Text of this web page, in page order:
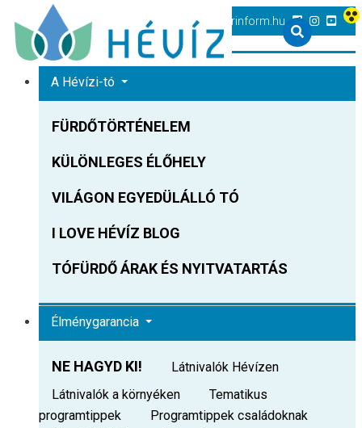
+36 83 540 131 heviz@tourinform.hu
A Hévízi-tó
FÜRDŐTÖRTÉNELEM
KÜLÖNLEGES ÉLŐHELY
VILÁGON EGYEDÜLÁLLÓ TÓ
I LOVE HÉVÍZ BLOG
TÓFÜRDŐ ÁRAK ÉS NYITVATARTÁS
Élménygarancia
NE HAGYD KI!
Látnivalók Hévízen
Látnivalók a környéken
Tematikus
programtippek
Programtippek családoknak